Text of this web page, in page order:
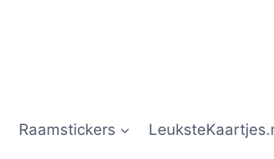
Raamstickers